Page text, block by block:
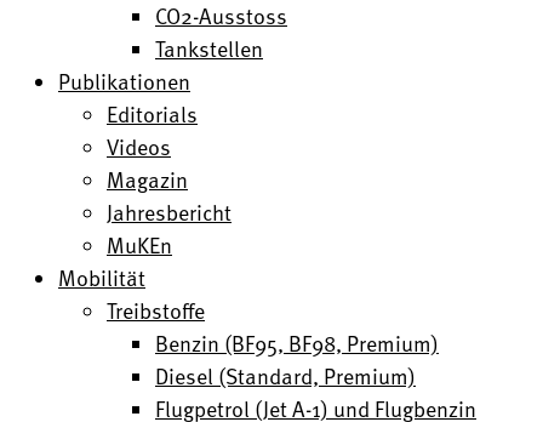
CO2-Ausstoss
Tankstellen
Publikationen
Editorials
Videos
Magazin
Jahresbericht
MuKEn
Mobilität
Treibstoffe
Benzin (BF95, BF98, Premium)
Diesel (Standard, Premium)
Flugpetrol (Jet A-1) und Flugbenzin